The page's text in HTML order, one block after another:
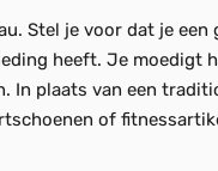
Stel je voor dat je
heeft. Je moedigt
In plaats van een
of